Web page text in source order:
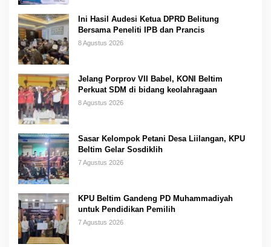
Ini Hasil Audesi Ketua DPRD Belitung
Bersama Peneliti IPB dan Prancis
8 Agustus 2026
Jelang Porprov VII Babel, KONI Beltim
Perkuat SDM di bidang keolahragaan
8 Agustus 2026
Sasar Kelompok Petani Desa Liilangan, KPU
Beltim Gelar Sosdiklih
7 Agustus 2026
KPU Beltim Gandeng PD Muhammadiyah
untuk Pendidikan Pemilih
7 Agustus 2026